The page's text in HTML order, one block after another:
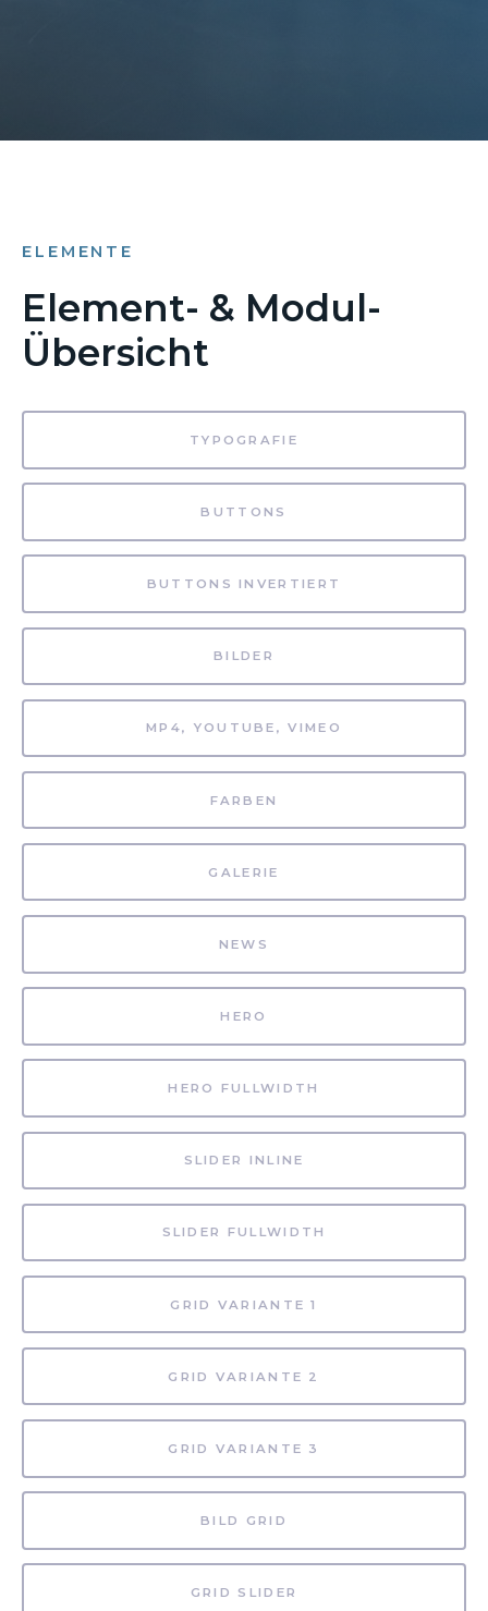
ELEMENTE
Element- & Modul-
Übersicht
TYPOGRAFIE
BUTTONS
BUTTONS INVERTIERT
BILDER
MP4, YOUTUBE, VIMEO
FARBEN
GALERIE
NEWS
HERO
HERO FULLWIDTH
SLIDER INLINE
SLIDER FULLWIDTH
GRID VARIANTE 1
GRID VARIANTE 2
GRID VARIANTE 3
BILD GRID
GRID SLIDER